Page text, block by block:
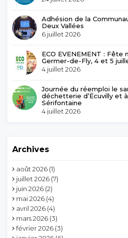
Adhésion de la
Deux Vallées
6 juillet 2026
ECO EVENEMENT :
Germer-de-Fly, 4 et 5
4 juillet 2026
Journée du réemploi le
déchetterie d’Écuvilly et
Sérifontaine
4 juillet 2026
Archives
août 2026 (1)
juillet 2026 (7)
juin 2026 (2)
mai 2026 (4)
avril 2026 (4)
mars 2026 (3)
février 2026 (3)